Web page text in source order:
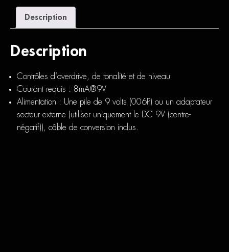
Description
Description
Contrôles d’overdrive, de tonalité et de niveau
Courant requis : 8mA@9V
Alimentation : Une pile de 9 volts (006P) ou un adaptateur
secteur externe (utiliser uniquement le DC 9V (centre-
négatif)), câble de conversion inclus.